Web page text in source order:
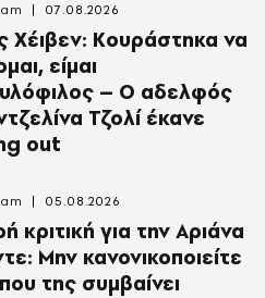
Χέιβεν: Κουράστηκα να
είμαι
– Ο αδελφός
Τζολί έκανε
out
07.08.2026
κριτική για την Αριάνα
Μην κανονικοποιείτε
της συμβαίνει
05.08.2026